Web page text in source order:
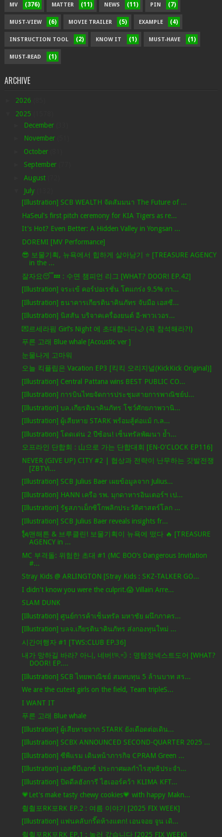
MV (376) MATTER (11) NEWS (11) PIN (7)
MUST-VIEW (6) MOVIE TRAILER (5) EXAMPLE (4)
INSTRUCTION TOOL (2) KNOW IT (1) MUST-HAVE (1)
MUST-READ (1)
ARCHIVE
2026
2025
December
November
October
September
August
July
[Illustration] SCB WEALTH จัดสัมมนา The Future of ...
HaSeul's first pitch ceremony for KIA Tigers as re...
It's Hot? Even Better: A Hidden Valley in Yongsan ...
DOREMI [MV Performance]
😎 보물기획, 뉴욕에서 힙하게 살아남기 ⭐️ [TREASURE AGENCY
in the ...
잘자요😴💤 : 수면 챔피언 리그 [WHAT? DOOR! EP.42]
[Illustration] จระเข้ คอร์ปอเรชั่น โตแกร่ง 9.5% กา...
[Illustration] ธนาคารเกียรตินาคินภัทร จับมือ เอสซี...
[Illustration] นิสสัน บริจาคเครื่องยนต์ อี-พาวเวอร...
💌르세라핌 Girl’s Night 에 초대합니다🌙 (꼭 참석해라?!)
푸른 고래 Blue whale [Acoustic ver ]
눈물나게 고마워
오늘 킥플립은 Vacation EP3 [킥킥 오리지널(KickKick Original)]
[Illustration] Central Pattana wins BEST PUBLIC CO...
[Illustration] การบินไทยจัดการประชุมสายการพาณิชย์ป...
[Illustration] บล.เกียรตินาคินภัทร โชว์ศักยภาพวานิ...
[Illustration] ผู้เสียหาย STARK พร้อมสู้ต่อแม้ ก.ล...
[Illustration] โดดเด่น 2 ปีซ้อน! เซ็นทรัลพัฒนา ย้ำ...
오프라인 단합회 : 山으로 가는 단합대회 [EN-O'CLOCK EP116]
NEVER (GIVE UP) CITY #2 | 협상과 전략이 난무하는 깃발전쟁
[ZBTVi...
[Illustration] SCB Julius Baer เผยข้อมูลจาก Julius...
[Illustration] HANN เครือ รพ. มุกดาหารอินเตอร์ฯ เป...
[Illustration] รัฐสภาเม็กซิโกพลิกประวัติศาสตร์โลก ...
[Illustration] SCB Julius Baer reveals insights fr...
🗽맨해튼 & 브루클린! 보물기획이 뉴욕에 떴다 🔥 [TREASURE
AGENCY in ...
MC 부격돌: 위험한 초대 #1 (MC BOO’s Dangerous Invitation
#...
Stray Kids @ ARLINGTON [Stray Kids : SKZ-TALKER GO...
I didn't know you were the culprit.😱 Villain Arre...
SLAM DUNK
[Illustration] ศูนย์การค้าเซ็นทรัล มหาชัย ผนึกภาคร...
[Illustration] บลจ.เกียรตินาคินภัทร ส่งกองทุนใหม่ ...
시간여행자 #1 [TWS:CLUB EP.36]
내가 망하길 바라? 아니, 네버!🏃💨 : 명탐정넥스트도어 [WHAT?
DOOR! EP....
[Illustration] SCB ไทยพาณิชย์ สมทบทุน 5 ล้านบาท สร...
We are the cutest girls on the field, Team tripleS...
I WANT IT
푸른 고래 Blue whale
[Illustration] ผู้เสียหายจาก STARK ยังเดือดต่อเดิน...
[Illustration] SCBX ANNOUNCED SECOND-QUARTER 2025 ...
[Illustration] ซีพีแรม เดินหน้าภารกิจ CPRAM Green ...
[Illustration] เอสซีบีเอกซ์ ประกาศผลกำไรสุทธิประจำ...
[Illustration] ปิดดีลฮังการี ไฮเออร์คว้า KLIMA KFT...
💗Let's make tasty chewy cookies💗 with happy Makn...
췰췰포RK포RK EP.2 : 여름 이야기 [2025 FIX WEEK]
[Illustration] แฟนคลับกรี๊ดห้างแตก! เอนจอย จูน เดิ...
췰췰포RK포RK EP.1 : 놀러 갔습니다 [2025 FIX WEEK]